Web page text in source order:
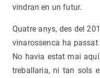
vindran en un futur.
Quatre anys, des del
vinarossenca ha passat
No havia estat mai
treballaria, ni tan sols